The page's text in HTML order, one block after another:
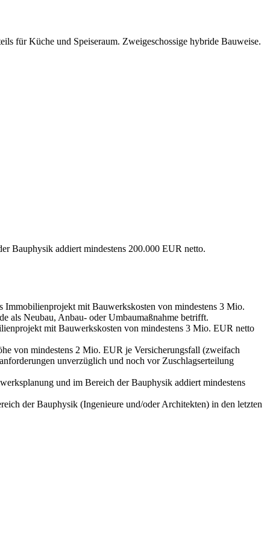
für Küche und Speiseraum. Zweigeschossige hybride Bauweise.
Bauphysik addiert mindestens 200.000 EUR netto.
Immobilienprojekt mit Bauwerkskosten von mindestens 3 Mio.
als Neubau, Anbau- oder Umbaumaßnahme betrifft.
mit Bauwerkskosten von mindestens 3 Mio. EUR netto
von mindestens 2 Mio. EUR je Versicherungsfall (zweifach
unverzüglich und noch vor Zuschlagserteilung
und im Bereich der Bauphysik addiert mindestens
der Bauphysik (Ingenieure und/oder Architekten) in den letzten